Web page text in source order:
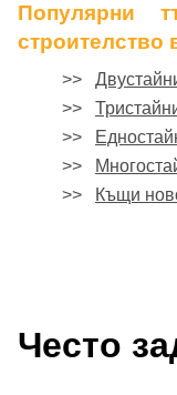
Популярни
строителство
>>
>>
>>
>>
>>
Къщи
Често